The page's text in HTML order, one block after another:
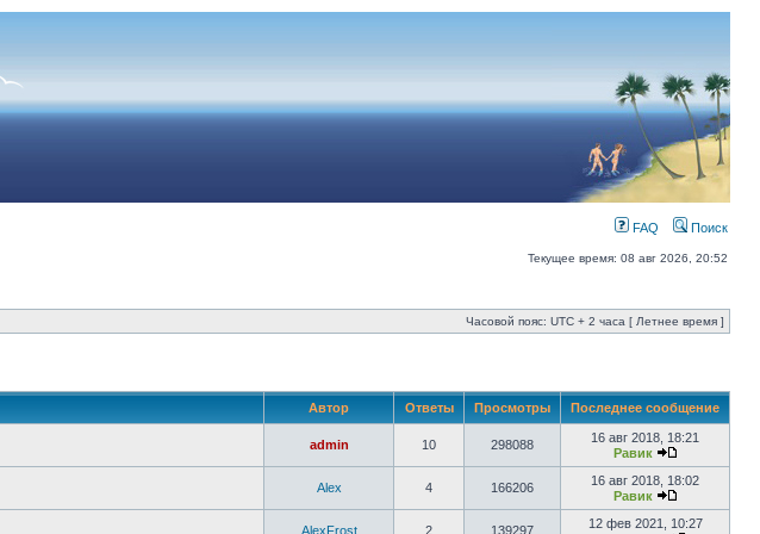
FAQ Поиск
Текущее время: 08 авг 2026, 20:52
Часовой пояс: UTC + 2 часа [ Летнее время ]
Автор Ответы Просмотры Последнее сообщение
admin 10 298088
16 авг 2018, 18:21
Равик
Alex 4 166206
16 авг 2018, 18:02
Равик
AlexFrost 2 139297
12 фев 2021, 10:27